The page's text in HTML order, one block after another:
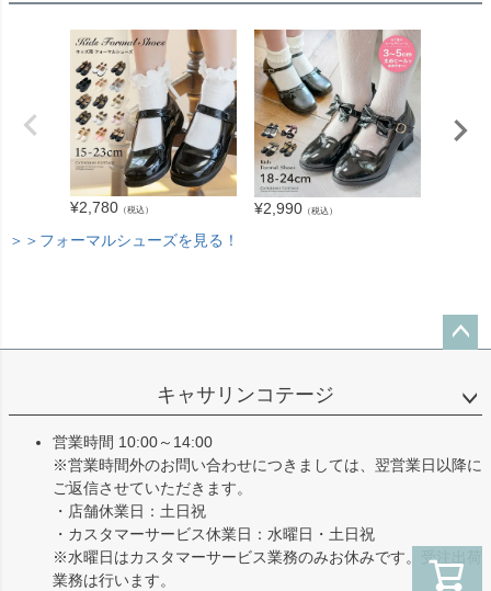
¥2,780 （税込） ¥2,990 （税込）
＞＞フォーマルシューズを見る！
ップ
キャサリンコテージ
営業時間 10:00～14:00
※営業時間外のお問い合わせにつきましては、翌営業日以降に
ご返信させていただきます。
・店舗休業日：土日祝
・カスタマーサービス休業日：水曜日・土日祝
※水曜日はカスタマーサービス業務のみお休みです。受注出荷
業務は行います。